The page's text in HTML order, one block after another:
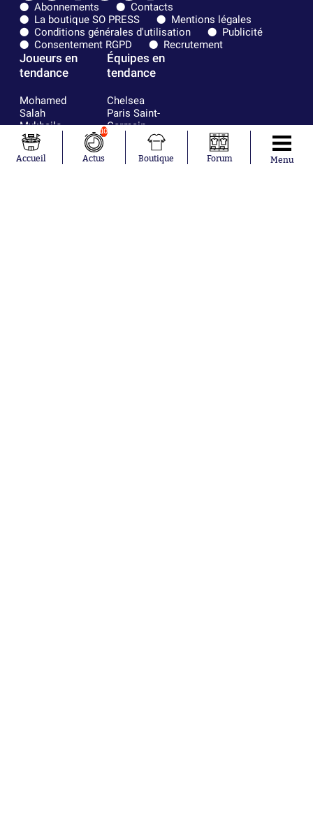
Abonnements
Contacts
La boutique SO PRESS
Mentions légales
Conditions générales d'utilisation
Publicité
Consentement RGPD
Recrutement
Joueurs en
tendance
Mohamed
Salah
Mykhailo
Mudryk
Neymar
Khalis Merah
Équipes en
tendance
Chelsea
Paris Saint-
Germain
Bordeaux
Olympique
lyonnais
Accueil
10
Actus Boutique Forum Menu